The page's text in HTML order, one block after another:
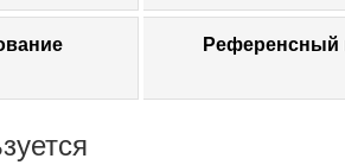
Референсный